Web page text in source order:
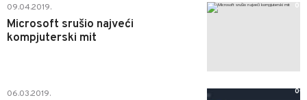
09.04.2019.
Microsoft srušio najveći
kompjuterski mit
0
06.03.2019. 0